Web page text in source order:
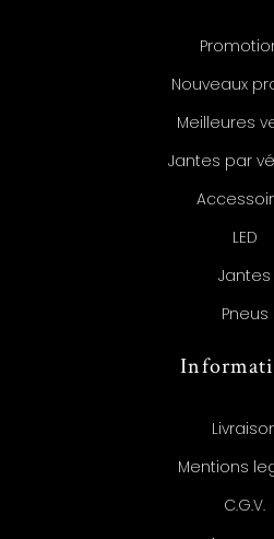
Nouveaux
Meilleures
Jantes par
LED
Jantes
Pneus
Mentions
C.G.V.